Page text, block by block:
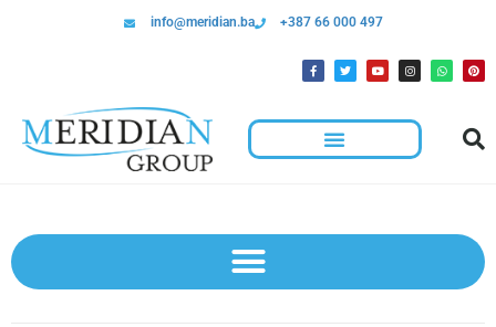
info@meridian.ba +387 66 000 497